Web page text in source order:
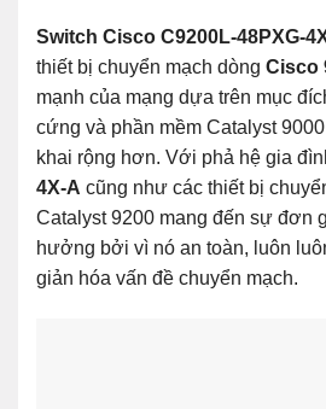
Switch Cisco C9200L-48PXG-
thiết bị chuyển mạch dòng Cisco
mạnh của mạng dựa trên mục
cứng và phần mềm Catalyst
khai rộng hơn. Với phả hệ gia
4X-A cũng như các thiết bị
Catalyst 9200 mang đến sự đơn
hưởng bởi vì nó an toàn, luôn
giản hóa vấn đề chuyển mạch.